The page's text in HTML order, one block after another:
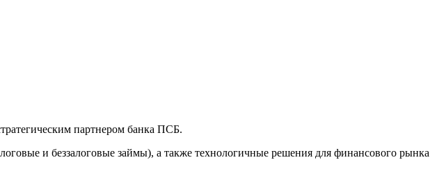
партнером банка ПСБ.
и беззалоговые займы), а также технологичные решения для финансового рынка